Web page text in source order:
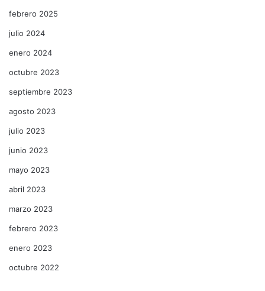
febrero 2025
julio 2024
enero 2024
octubre 2023
septiembre 2023
agosto 2023
julio 2023
junio 2023
mayo 2023
abril 2023
marzo 2023
febrero 2023
enero 2023
octubre 2022